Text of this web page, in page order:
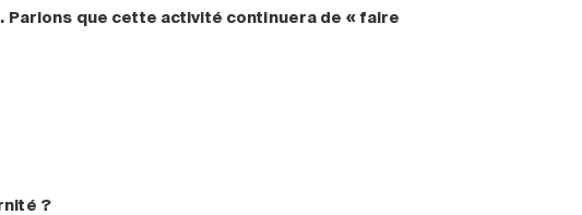
que cette activité continuera de « faire
?